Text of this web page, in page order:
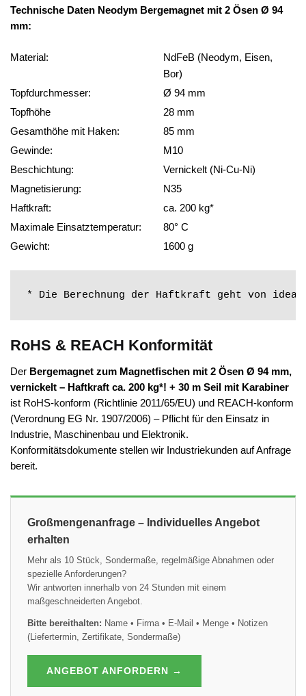
30
mit
Technische Daten Neodym Bergemagnet mit 2 Ösen Ø 94
mm:
Material:
NdFeB (Neodym, Eisen,
Bor)
Topfdurchmesser:
Ø 94 mm
Topfhöhe
28 mm
Gesamthöhe mit Haken:
85 mm
Gewinde:
M10
Beschichtung:
Vernickelt (Ni-Cu-Ni)
Magnetisierung:
N35
Haftkraft:
ca. 200 kg*
Maximale Einsatztemperatur:
80° C
Gewicht:
1600 g
* Die Berechnung der Haftkraft geht von
RoHS & REACH Konformität
Der Bergemagnet zum Magnetfischen mit 2 Ösen Ø 94 mm,
vernickelt – Haftkraft ca. 200 kg*! + 30 m Seil mit Karabiner
ist RoHS-konform (Richtlinie 2011/65/EU) und REACH-konform
(Verordnung EG Nr. 1907/2006) – Pflicht für den Einsatz in
Industrie, Maschinenbau und Elektronik.
Konformitätsdokumente stellen wir Industriekunden auf Anfrage
bereit.
Großmengenanfrage – Individuelles Angebot
erhalten
Mehr als 10 Stück, Sondermaße, regelmäßige Abnahmen oder
spezielle Anforderungen?
Wir antworten innerhalb von 24 Stunden mit einem
maßgeschneiderten Angebot.
Bitte bereithalten: Name • Firma • E-Mail • Menge • Notizen
(Liefertermin, Zertifikate, Sondermaße)
ANGEBOT ANFORDERN →